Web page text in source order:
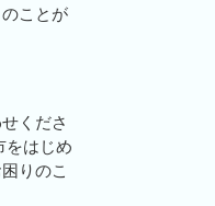
ことが
くださ
をはじめ
りのこ